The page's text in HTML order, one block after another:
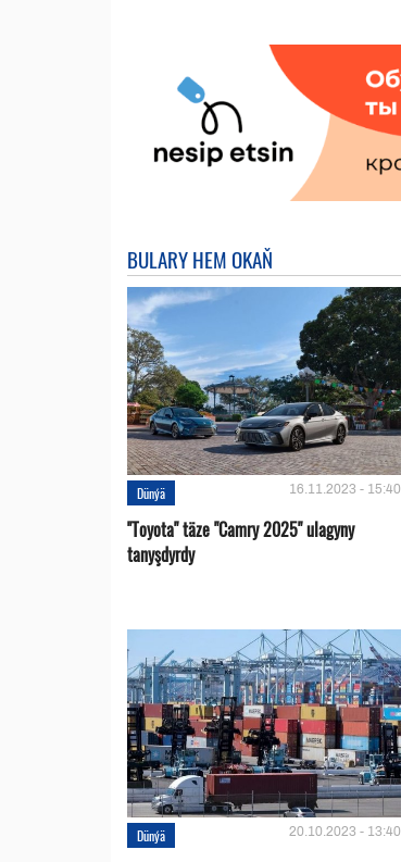
BULARY HEM OKAŇ
Dünýä 16.11.2023 - 15:40
''Toyota" täze "Camry 2025" ulagyny
tanyşdyrdy
Dünýä 20.10.2023 - 13:40